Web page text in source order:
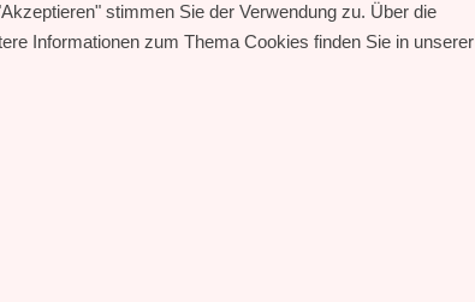
stimmen Sie der Verwendung zu. Über die
Informationen zum Thema Cookies finden Sie in unserer